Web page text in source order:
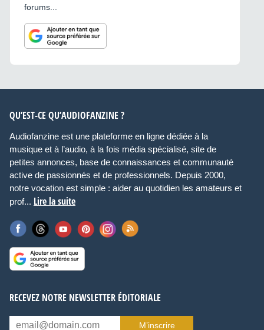
forums...
QU’EST-CE QU’AUDIOFANZINE ?
Audiofanzine est une plateforme en ligne dédiée à la
musique et à l’audio, à la fois média spécialisé, site de
petites annonces, base de connaissances et communauté
active de passionnés et de professionnels. Depuis 2000,
notre vocation est simple : aider au quotidien les amateurs et
prof... Lire la suite
RECEVEZ NOTRE NEWSLETTER ÉDITORIALE
M’inscrire